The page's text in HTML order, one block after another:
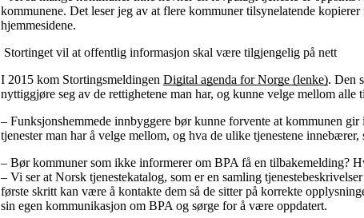
kommunene. Det leser jeg av at flere kommuner tilsynelatende
hjemmesidene.
Stortinget vil at offentlig informasjon skal være tilgjengelig på nett
I 2015 kom Stortingsmeldingen Digital agenda for Norge (lenke). Den
nyttiggjøre seg av de rettighetene man har, og kunne velge mellom
– Funksjonshemmede innbyggere bør kunne forvente at kommunen
tjenester man har å velge mellom, og hva de ulike tjenestene
– Bør kommuner som ikke informerer om BPA få en tilbakemelding?
– Vi ser at Norsk tjenestekatalog, som er en samling
første skritt kan være å kontakte dem så de sitter på korrekte
sin egen kommunikasjon om BPA og sørge for å være oppdatert.